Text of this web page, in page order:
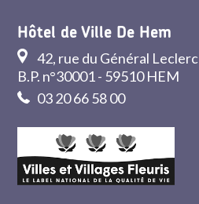
Hôtel de Ville De Hem
42, rue du Général Leclerc
B.P. n°30001 - 59510 HEM
03 20 66 58 00